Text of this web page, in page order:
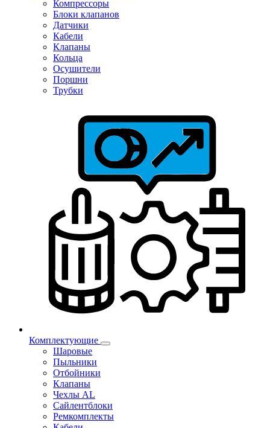
Компрессоры
Блоки клапанов
Датчики
Кабели
Клапаны
Кольца
Осушители
Поршни
Трубки
Комплектующие
Шаровые
Пыльники
Отбойники
Клапаны
Чехлы AL
Сайлентблоки
Ремкомплекты